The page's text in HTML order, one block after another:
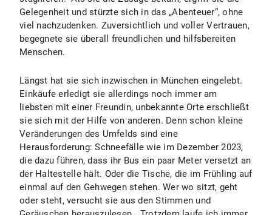
Gelegenheit und stürzte sich in das „Abenteuer“, ohne
viel nachzudenken. Zuversichtlich und voller Vertrauen,
begegnete sie überall freundlichen und hilfsbereiten
Menschen.
Längst hat sie sich inzwischen in München eingelebt.
Einkäufe erledigt sie allerdings noch immer am
liebsten mit einer Freundin, unbekannte Orte erschließt
sie sich mit der Hilfe von anderen. Denn schon kleine
Veränderungen des Umfelds sind eine
Herausforderung: Schneefälle wie im Dezember 2023,
die dazu führen, dass ihr Bus ein paar Meter versetzt an
der Haltestelle hält. Oder die Tische, die im Frühling auf
einmal auf den Gehwegen stehen. Wer wo sitzt, geht
oder steht, versucht sie aus den Stimmen und